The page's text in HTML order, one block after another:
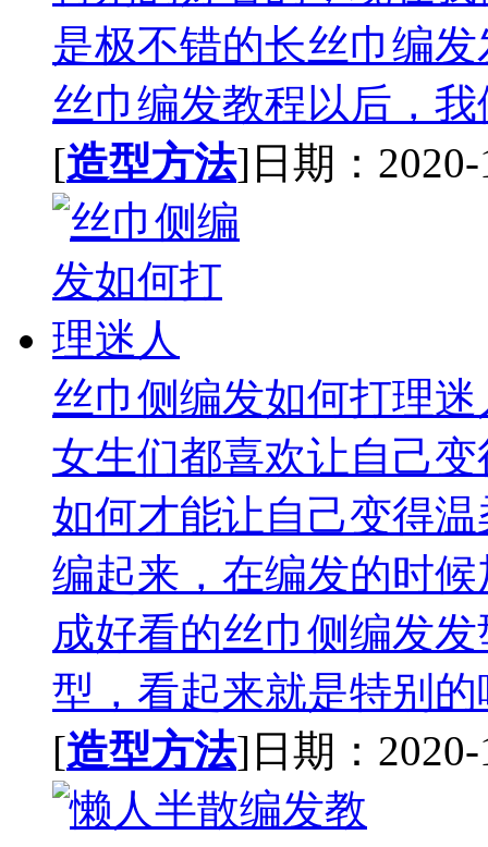
是极不错的长丝巾编
丝巾编发教程以后，
[造型方法]日期：2020-
丝巾侧编发如何打理迷
女生们都喜欢让自己
如何才能让自己变得
编起来，在编发的时
成好看的丝巾侧编发
型，看起来就是特别的
[造型方法]日期：2020-